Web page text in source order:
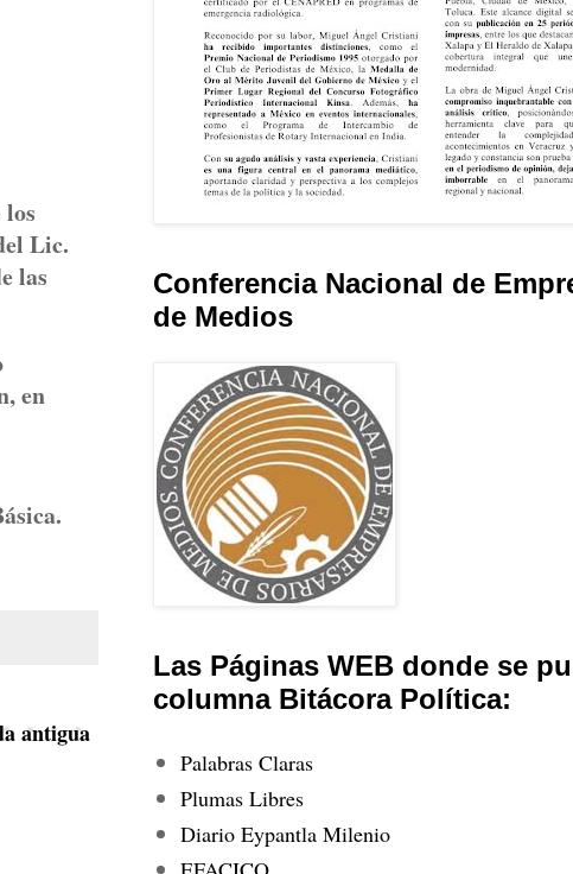
Lic.
las
en
antigua
Conferencia Nacional de
de Medios
Las Páginas WEB donde se
columna Bitácora Política:
Palabras Claras
Plumas Libres
Diario Eypantla Milenio